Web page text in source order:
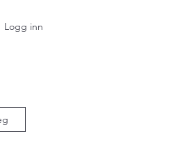
Logg inn